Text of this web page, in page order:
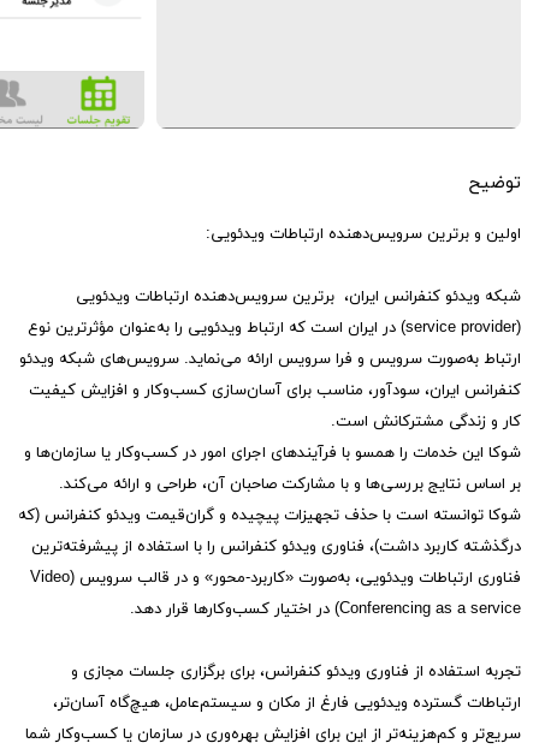
توضیح
اولین و برترین سرویس‌دهنده ارتباطات ویدئویی:
شبکه ویدئو کنفرانس ایران، برترین سرویس‌دهنده ارتباطات ویدئویی
(service provider) در ایران است که ارتباط ویدئویی را به‌عنوان مؤثرترین نوع
ارتباط به‌صورت سرویس و فرا سرویس ارائه می‌نماید. سرویس‌های شبکه ویدئو
کنفرانس ایران، سودآور، مناسب برای آسان‌سازی کسب‌وکار و افزایش کیفیت
کار و زندگی مشترکانش است.
شوکا این خدمات را همسو با فرآیندهای اجرای امور در کسب‌وکار یا سازمان‌ها و
بر اساس نتایج بررسی‌ها و با مشارکت صاحبان آن، طراحی و ارائه می‌کند.
شوکا توانسته است با حذف تجهیزات پیچیده و گران‌قیمت ویدئو کنفرانس (که
درگذشته کاربرد داشت)، فناوری ویدئو کنفرانس را با استفاده از پیشرفته‌ترین
فناوری ارتباطات ویدئویی، به‌صورت «کاربرد-محور» و در قالب سرویس (Video
Conferencing as a service) در اختیار کسب‌وکارها قرار دهد.
تجربه استفاده از فناوری ویدئو کنفرانس، برای برگزاری جلسات مجازی و
ارتباطات گسترده ویدئویی فارغ از مکان و سیستم‌عامل، هیچ‌گاه آسان‌تر،
سریع‌تر و کم‌هزینه‌تر از این برای افزایش بهره‌وری در سازمان یا کسب‌وکار شما